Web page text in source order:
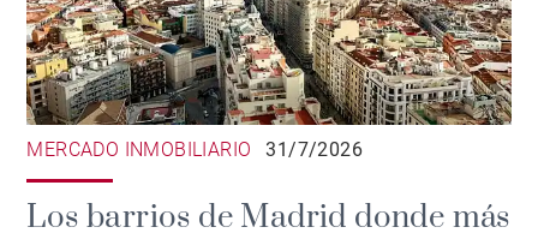
MERCADO INMOBILIARIO 31/7/2026
Los barrios de Madrid donde más